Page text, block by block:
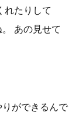
れたりして
あの見せて
ができるんで